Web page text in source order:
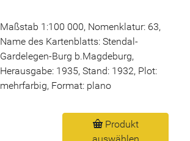
Maßstab 1:100 000, Nomenklatur: 63,
Name des Kartenblatts: Stendal-
Gardelegen-Burg b.Magdeburg,
Herausgabe: 1935, Stand: 1932, Plot:
mehrfarbig, Format: plano
Produkt